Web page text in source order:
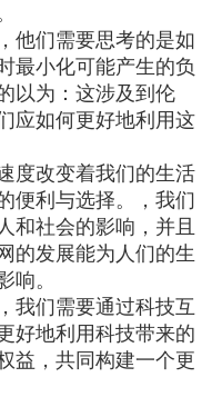
他们需要思考的是如
最小化可能产生的负
以为：这涉及到伦
应如何更好地利用这
度改变着我们的生活
便利与选择。，我们
和社会的影响，并且
的发展能为人们的生
响。
我们需要通过科技互
好地利用科技带来的
益，共同构建一个更